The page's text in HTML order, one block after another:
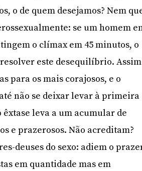
o de quem desejamos? Nem
se um homem
o clímax em 45 minutos, o
este desequilíbrio. Assim
para os mais corajosos, e o
não se deixar levar à primeira
leva a um acumular de
e prazerosos. Não acreditam?
deuses do sexo: adiem o
em quantidade mas em